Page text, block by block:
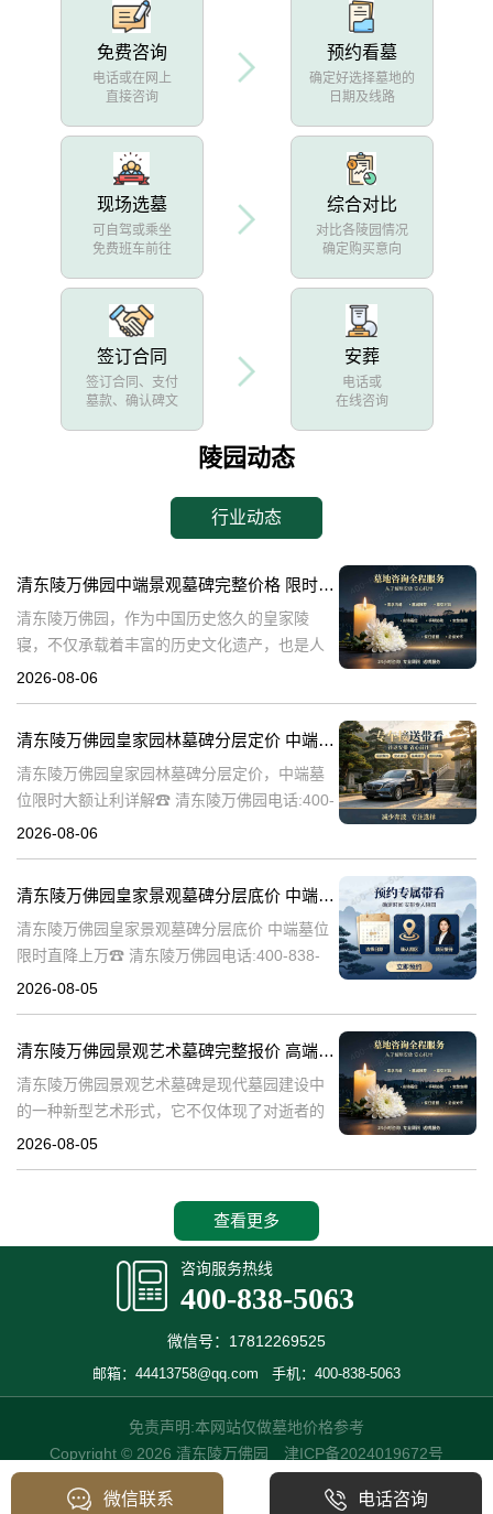
免费咨询
电话或在网上
直接咨询
预约看墓
确定好选择墓地的
日期及线路
现场选墓
可自驾或乘坐
免费班车前往
综合对比
对比各陵园情况
确定购买意向
签订合同
签订合同、支付
墓款、确认碑文
安葬
电话或
在线咨询
陵园动态
行业动态
清东陵万佛园中端景观墓碑完整价格 限时减免多年管理费详解
清东陵万佛园，作为中国历史悠久的皇家陵
寝，不仅承载着丰富的历史文化遗产，也是人
们缅怀先人、寄托哀思的重要场所。近年来，
清
2026-08-06
清东陵万佛园皇家园林墓碑分层定价 中端墓位限时大额让利详解
清东陵万佛园皇家园林墓碑分层定价，中端墓
位限时大额让利详解☎ 清东陵万佛园电话:400-
838-5063清东陵万佛园，作为中国历史上著名
2026-08-06
清东陵万佛园皇家景观墓碑分层底价 中端墓位限时直降上万
清东陵万佛园皇家景观墓碑分层底价 中端墓位
限时直降上万☎ 清东陵万佛园电话:400-838-
5063清东陵万佛园，作为中国历史上著名的皇
2026-08-05
清东陵万佛园景观艺术墓碑完整报价 高端墓型大额直降活动详解
清东陵万佛园景观艺术墓碑是现代墓园建设中
的一种新型艺术形式，它不仅体现了对逝者的
尊重和缅怀，更是一种文化艺术的传承。本文
2026-08-05
查看更多
咨询服务热线
400-838-5063
微信号：17812269525
邮箱：44413758@qq.com 手机：400-838-5063
免责声明:本网站仅做墓地价格参考
Copyright © 2026 清东陵万佛园 津ICP备2024019672号
微信联系 电话咨询